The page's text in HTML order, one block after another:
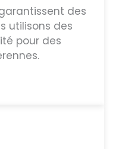
des
utilisons des
pour des